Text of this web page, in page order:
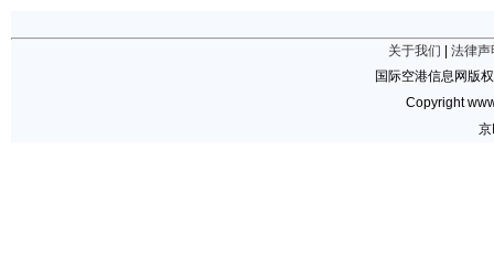
关于我们
法律声
国际空港信息网版
Copyright